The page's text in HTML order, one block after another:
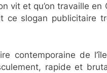
vit et qu’on travaille en
ce slogan
contemporaine de
rapide et